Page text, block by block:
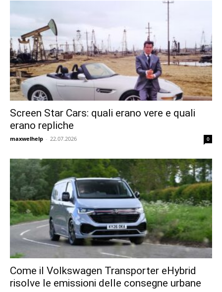
Screen Star Cars: quali erano vere e quali
erano repliche
maxwelhelp - 22.07.2026 0
Come il Volkswagen Transporter eHybrid
risolve le emissioni delle consegne urbane